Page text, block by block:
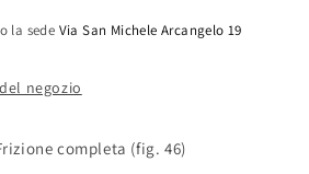
la sede Via San Michele Arcangelo 19
negozio
completa (fig. 46)